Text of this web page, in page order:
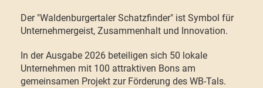
Der "Waldenburgertaler Schatzfinder" ist Symbol für
Unternehmergeist, Zusammenhalt und Innovation.
In der Ausgabe 2026 beteiligen sich 50 lokale
Unternehmen mit 100 attraktiven Bons am
gemeinsamen Projekt zur Förderung des WB-Tals.